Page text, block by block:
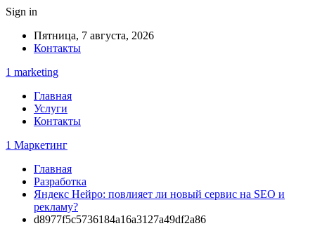
Sign in
Пятница, 7 августа, 2026
Контакты
1 marketing
Главная
Услуги
Контакты
1 Маркетинг
Главная
Разработка
Яндекс Нейро: повлияет ли новый сервис на SEO и
рекламу?
d8977f5c5736184a16a3127a49df2a86